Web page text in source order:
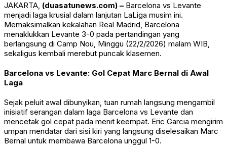
JAKARTA, (duasatunews.com) – Barcelona vs Levante
menjadi laga krusial dalam lanjutan LaLiga musim ini.
Memaksimalkan kekalahan Real Madrid, Barcelona
menaklukkan Levante 3-0 pada pertandingan yang
berlangsung di Camp Nou, Minggu (22/2/2026) malam WIB,
sekaligus kembali merebut puncak klasemen.
Barcelona vs Levante: Gol Cepat Marc Bernal di Awal
Laga
Sejak peluit awal dibunyikan, tuan rumah langsung mengambil
inisiatif serangan dalam laga Barcelona vs Levante dan
mencetak gol cepat pada menit keempat. Eric Garcia mengirim
umpan mendatar dari sisi kiri yang langsung diselesaikan Marc
Bernal untuk membawa Barcelona unggul 1-0.